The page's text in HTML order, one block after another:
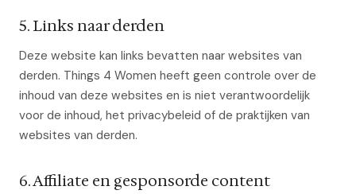
5. Links naar derden
Deze website kan links bevatten naar websites van
derden. Things 4 Women heeft geen controle over de
inhoud van deze websites en is niet verantwoordelijk
voor de inhoud, het privacybeleid of de praktijken van
websites van derden.
6. Affiliate en gesponsorde content